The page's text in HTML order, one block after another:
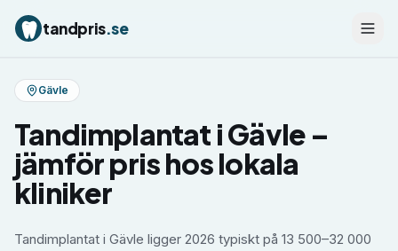
tandpris.se
Gävle
Tandimplantat iGävle –
jämför pris hos lokala
kliniker
Tandimplantat i Gävle ligger 2026 typiskt på 13 500–32 000